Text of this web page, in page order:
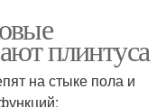
плинтуса
на стыке пола и